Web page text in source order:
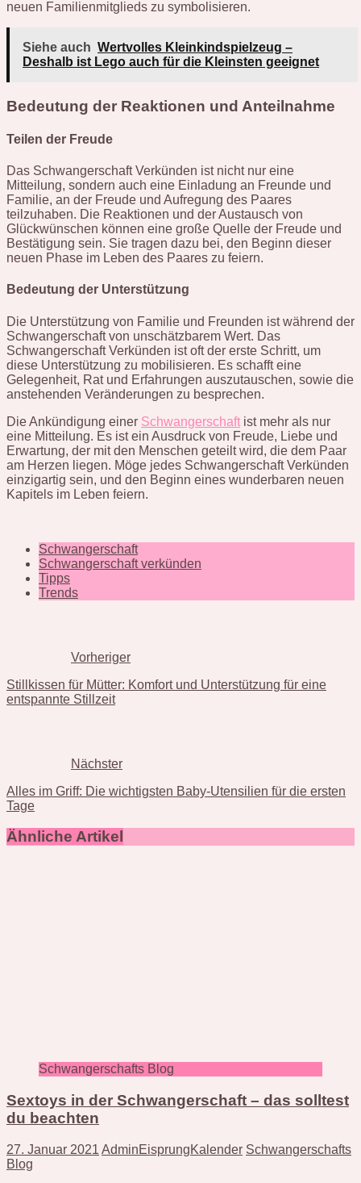
neuen Familienmitglieds zu symbolisieren.
Siehe auch Wertvolles Kleinkindspielzeug –
Deshalb ist Lego auch für die Kleinsten geeignet
Bedeutung der Reaktionen und Anteilnahme
Teilen der Freude
Das Schwangerschaft Verkünden ist nicht nur eine
Mitteilung, sondern auch eine Einladung an Freunde und
Familie, an der Freude und Aufregung des Paares
teilzuhaben. Die Reaktionen und der Austausch von
Glückwünschen können eine große Quelle der Freude und
Bestätigung sein. Sie tragen dazu bei, den Beginn dieser
neuen Phase im Leben des Paares zu feiern.
Bedeutung der Unterstützung
Die Unterstützung von Familie und Freunden ist während der
Schwangerschaft von unschätzbarem Wert. Das
Schwangerschaft Verkünden ist oft der erste Schritt, um
diese Unterstützung zu mobilisieren. Es schafft eine
Gelegenheit, Rat und Erfahrungen auszutauschen, sowie die
anstehenden Veränderungen zu besprechen.
Die Ankündigung einer Schwangerschaft ist mehr als nur
eine Mitteilung. Es ist ein Ausdruck von Freude, Liebe und
Erwartung, der mit den Menschen geteilt wird, die dem Paar
am Herzen liegen. Möge jedes Schwangerschaft Verkünden
einzigartig sein, und den Beginn eines wunderbaren neuen
Kapitels im Leben feiern.
Schwangerschaft
Schwangerschaft verkünden
Tipps
Trends
Vorheriger
Stillkissen für Mütter: Komfort und Unterstützung für eine
entspannte Stillzeit
Nächster
Alles im Griff: Die wichtigsten Baby-Utensilien für die ersten
Tage
Ähnliche Artikel
Schwangerschafts Blog
Sextoys in der Schwangerschaft – das solltest
du beachten
27. Januar 2021 AdminEisprungKalender Schwangerschafts
Blog